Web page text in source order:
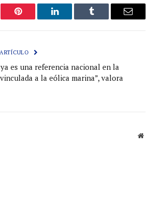
Pinterest LinkedIn Tumblr
Correo
es una referencia nacional en la
a la eólica marina”, valora
Sitio